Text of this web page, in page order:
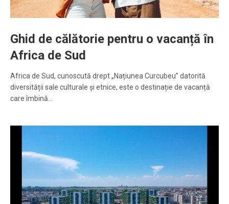
Ghid de călătorie pentru o vacanță în
Africa de Sud
Africa de Sud, cunoscută drept „Națiunea Curcubeu” datorită
diversității sale culturale și etnice, este o destinație de vacanță
care îmbină…